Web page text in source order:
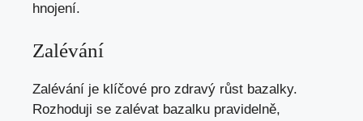
hnojení.
Zalévání
Zalévání je klíčové pro zdravý růst bazalky.
Rozhoduji se zalévat bazalku pravidelně,